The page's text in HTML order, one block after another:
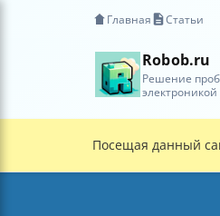
Главная Статьи
Robob.ru
Решение
электроникой
Посещая данный